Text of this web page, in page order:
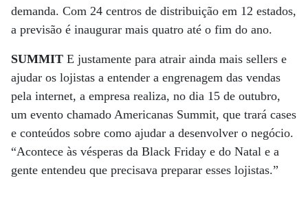
demanda. Com 24 centros de distribuição em 12 estados,
a previsão é inaugurar mais quatro até o fim do ano.
SUMMIT E justamente para atrair ainda mais sellers e
ajudar os lojistas a entender a engrenagem das vendas
pela internet, a empresa realiza, no dia 15 de outubro,
um evento chamado Americanas Summit, que trará cases
e conteúdos sobre como ajudar a desenvolver o negócio.
“Acontece às vésperas da Black Friday e do Natal e a
gente entendeu que precisava preparar esses lojistas.”